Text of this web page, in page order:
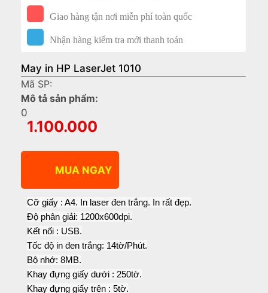
Giao hàng tận nơi miễn phí toàn quốc
Nhận hàng kiểm tra mới thanh toán
May in HP LaserJet 1010
Mã SP:
Mô tả sản phẩm:
0
1.100.000
Cỡ giấy : A4. In laser đen trắng. In rất đẹp.
Độ phân giải: 1200x600dpi.
Kết nối : USB.
Tốc độ in đen trắng: 14tờ/Phút.
Bộ nhớ: 8MB.
Khay đựng giấy dưới : 250tờ.
Khay đựng giấy trên : 5tờ.